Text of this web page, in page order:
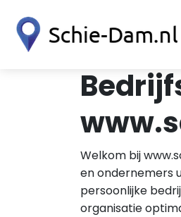
Welkom bij
en ondernemers
persoonlijke
organisatie